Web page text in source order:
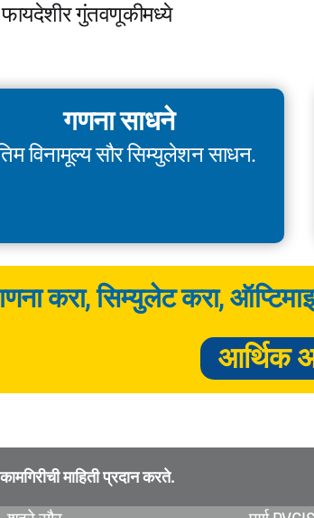
फायदेशीर गुंतवणूकीमध्ये
गणना साधने
विनामूल्य सौर सिम्युलेशन साधन.
करा, सिम्युलेट करा,
आर्थिक
माहिती प्रदान करते.